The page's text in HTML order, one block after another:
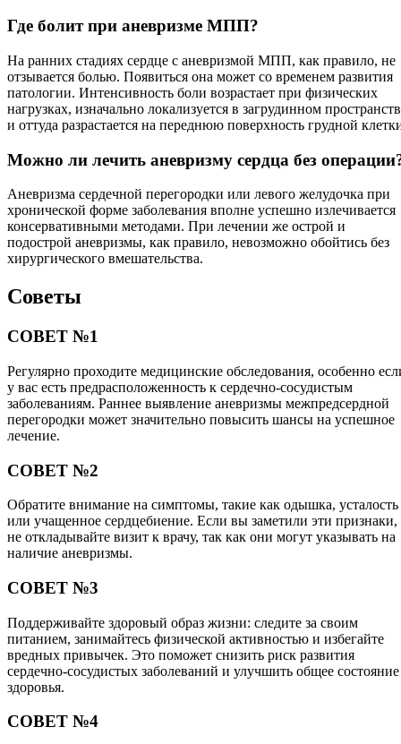
Где болит при аневризме МПП?
На ранних стадиях сердце с аневризмой МПП, как правило, не
отзывается болью. Появиться она может со временем развития
патологии. Интенсивность боли возрастает при физических
нагрузках, изначально локализуется в загрудинном
и оттуда разрастается на переднюю поверхность грудной
Можно ли лечить аневризму сердца без
Аневризма сердечной перегородки или левого желудочка при
хронической форме заболевания вполне успешно излечивается
консервативными методами. При лечении же острой и
подострой аневризмы, как правило, невозможно обойтись без
хирургического вмешательства.
Советы
СОВЕТ №1
Регулярно проходите медицинские обследования, особенно
у вас есть предрасположенность к сердечно-сосудистым
заболеваниям. Раннее выявление аневризмы межпредсердной
перегородки может значительно повысить шансы на успешное
лечение.
СОВЕТ №2
Обратите внимание на симптомы, такие как одышка, усталость
или учащенное сердцебиение. Если вы заметили эти признаки,
не откладывайте визит к врачу, так как они могут указывать на
наличие аневризмы.
СОВЕТ №3
Поддерживайте здоровый образ жизни: следите за своим
питанием, занимайтесь физической активностью и избегайте
вредных привычек. Это поможет снизить риск развития
сердечно-сосудистых заболеваний и улучшить общее состояние
здоровья.
СОВЕТ №4